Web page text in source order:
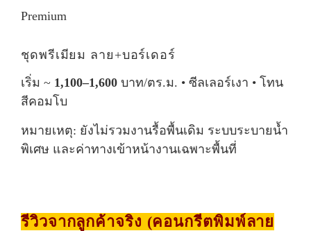
Premium
ชุดพรีเมียม ลาย+บอร์เดอร์
เริ่ม ~ 1,100–1,600 บาท/ตร.ม. • ซีลเลอร์เงา • โทน
สีคอมโบ
หมายเหตุ: ยังไม่รวมงานรื้อพื้นเดิม ระบบระบายน้ำ
พิเศษ และค่าทางเข้าหน้างานเฉพาะพื้นที่
รีวิวจากลูกค้าจริง (คอนกรีตพิมพ์ลาย